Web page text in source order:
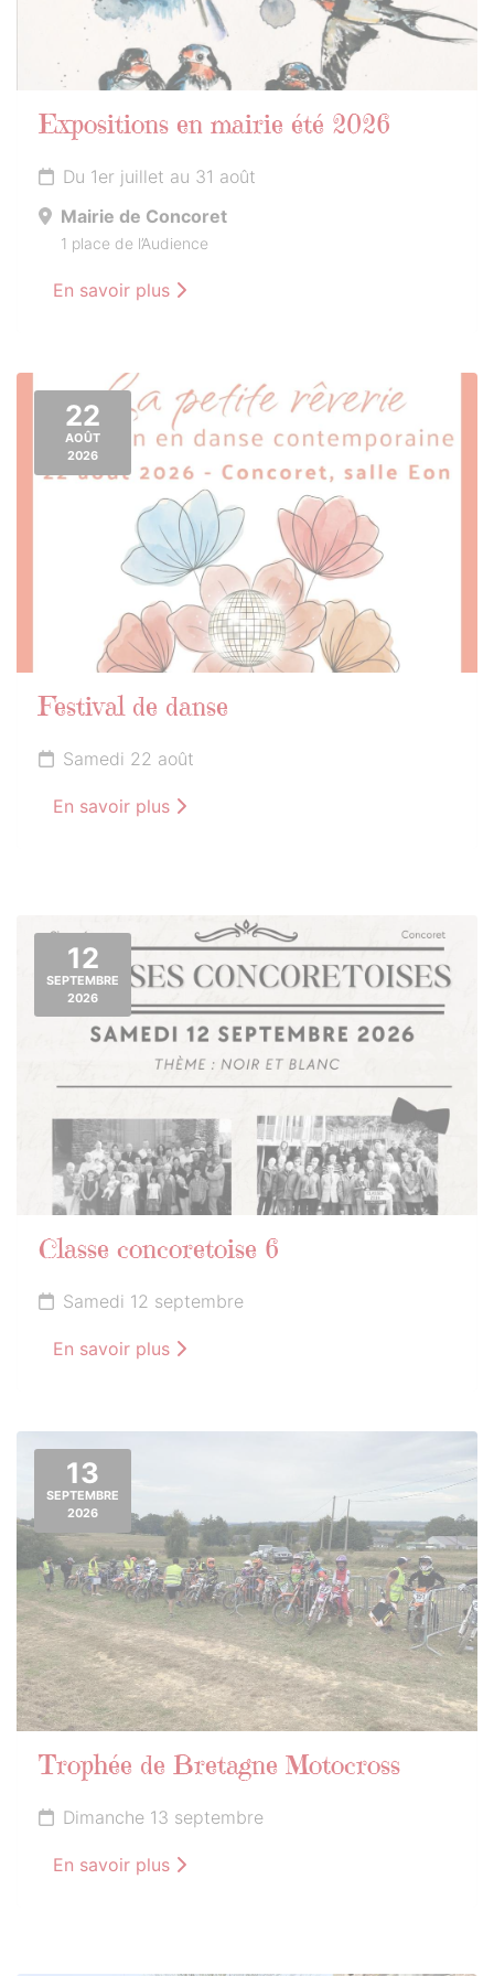
Expositions en mairie été 2026
Du 1er juillet au 31 août
Mairie de Concoret
1 place de l’Audience
En savoir plus
22
AOÛT
2026
Festival de danse
Samedi 22 août
En savoir plus
12
SEPTEMBRE
2026
Classe concoretoise 6
Samedi 12 septembre
En savoir plus
13
SEPTEMBRE
2026
Trophée de Bretagne Motocross
Dimanche 13 septembre
En savoir plus